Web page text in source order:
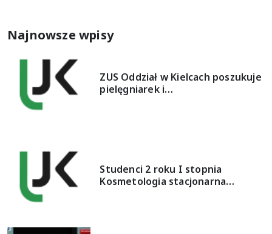
Najnowsze wpisy
ZUS Oddział w Kielcach poszukuje
pielęgniarek i…
Studenci 2 roku I stopnia
Kosmetologia stacjonarna…